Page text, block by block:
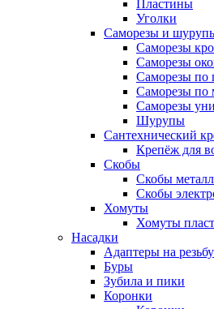
Пластины
Уголки
Саморезы и
Саморезы
Саморезы
Саморезы по
Саморезы по
Саморезы
Шурупы
Сантехнический
Крепёж для
Скобы
Скобы
Скобы
Хомуты
Хомуты
Насадки
Адаптеры на резьбу
Буры
Зубила и пики
Коронки